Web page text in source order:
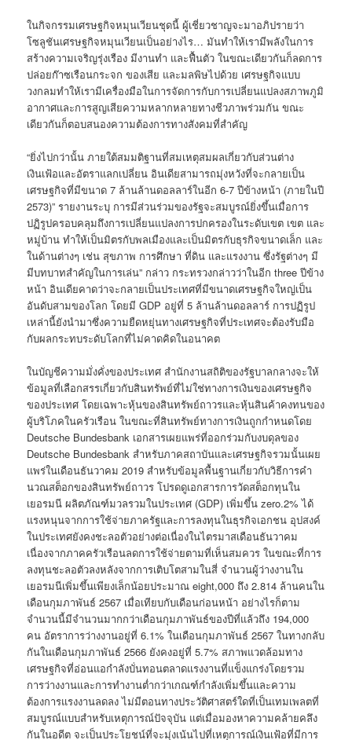
ในกิจกรรมเศรษฐกิจหมุนเวียนชุดนี้ ผู้เชี่ยวชาญจะมาอภิปรายว่า
โซลูชันเศรษฐกิจหมุนเวียนเป็นอย่างไร… มันทำให้เรามีพลังในการ
สร้างความเจริญรุ่งเรือง มีงานทำ และฟื้นตัว ในขณะเดียวกันก็ลดการ
ปล่อยก๊าซเรือนกระจก ของเสีย และมลพิษไปด้วย เศรษฐกิจแบบ
วงกลมทำให้เรามีเครื่องมือในการจัดการกับการเปลี่ยนแปลงสภาพภูมิ
อากาศและการสูญเสียความหลากหลายทางชีวภาพร่วมกัน ขณะ
เดียวกันก็ตอบสนองความต้องการทางสังคมที่สำคัญ
“ยิ่งไปกว่านั้น ภายใต้สมมติฐานที่สมเหตุสมผลเกี่ยวกับส่วนต่าง
เงินเฟ้อและอัตราแลกเปลี่ยน อินเดียสามารถมุ่งหวังที่จะกลายเป็น
เศรษฐกิจที่มีขนาด 7 ล้านล้านดอลลาร์ในอีก 6-7 ปีข้างหน้า (ภายในปี
2573)” รายงานระบุ การมีส่วนร่วมของรัฐจะสมบูรณ์ยิ่งขึ้นเมื่อการ
ปฏิรูปครอบคลุมถึงการเปลี่ยนแปลงการปกครองในระดับเขต เขต และ
หมู่บ้าน ทำให้เป็นมิตรกับพลเมืองและเป็นมิตรกับธุรกิจขนาดเล็ก และ
ในด้านต่างๆ เช่น สุขภาพ การศึกษา ที่ดิน และแรงงาน ซึ่งรัฐต่างๆ มี
มีบทบาทสำคัญในการเล่น” กล่าว กระทรวงกล่าวว่าในอีก three ปีข้าง
หน้า อินเดียคาดว่าจะกลายเป็นประเทศที่มีขนาดเศรษฐกิจใหญ่เป็น
อันดับสามของโลก โดยมี GDP อยู่ที่ 5 ล้านล้านดอลลาร์ การปฏิรูป
เหล่านี้ยังนำมาซึ่งความยืดหยุ่นทางเศรษฐกิจที่ประเทศจะต้องรับมือ
กับผลกระทบระดับโลกที่ไม่คาดคิดในอนาคต
ในบัญชีความมั่งคั่งของประเทศ สำนักงานสถิติของรัฐบาลกลางจะให้
ข้อมูลที่เลือกสรรเกี่ยวกับสินทรัพย์ที่ไม่ใช่ทางการเงินของเศรษฐกิจ
ของประเทศ โดยเฉพาะหุ้นของสินทรัพย์ถาวรและหุ้นสินค้าคงทนของ
ผู้บริโภคในครัวเรือน ในขณะที่สินทรัพย์ทางการเงินถูกกำหนดโดย
Deutsche Bundesbank เอกสารเผยแพร่ที่ออกร่วมกับงบดุลของ
Deutsche Bundesbank สำหรับภาคสถาบันและเศรษฐกิจรวมนั้นเผย
แพร่ในเดือนธันวาคม 2019 สำหรับข้อมูลพื้นฐานเกี่ยวกับวิธีการคำ
นวณสต็อกของสินทรัพย์ถาวร โปรดดูเอกสารการวัดสต็อกทุนใน
เยอรมนี ผลิตภัณฑ์มวลรวมในประเทศ (GDP) เพิ่มขึ้น zero.2% ได้
แรงหนุนจากการใช้จ่ายภาครัฐและการลงทุนในธุรกิจเอกชน อุปสงค์
ในประเทศยังคงชะลอตัวอย่างต่อเนื่องในไตรมาสเดือนธันวาคม
เนื่องจากภาคครัวเรือนลดการใช้จ่ายตามที่เห็นสมควร ในขณะที่การ
ลงทุนชะลอตัวลงหลังจากการเติบโตสามในสี่ จำนวนผู้ว่างงานใน
เยอรมนีเพิ่มขึ้นเพียงเล็กน้อยประมาณ eight,000 ถึง 2.814 ล้านคนใน
เดือนกุมภาพันธ์ 2567 เมื่อเทียบกับเดือนก่อนหน้า อย่างไรก็ตาม
จำนวนนี้มีจำนวนมากกว่าเดือนกุมภาพันธ์ของปีที่แล้วถึง 194,000
คน อัตราการว่างงานอยู่ที่ 6.1% ในเดือนกุมภาพันธ์ 2567 ในทางกลับ
กันในเดือนกุมภาพันธ์ 2566 ยังคงอยู่ที่ 5.7% สภาพแวดล้อมทาง
เศรษฐกิจที่อ่อนแอกำลังบั่นทอนตลาดแรงงานที่แข็งแกร่งโดยรวม
การว่างงานและการทำงานต่ำกว่าเกณฑ์กำลังเพิ่มขึ้นและความ
ต้องการแรงงานลดลง ไม่มีตอนทางประวัติศาสตร์ใดที่เป็นเทมเพลตที่
สมบูรณ์แบบสำหรับเหตุการณ์ปัจจุบัน แต่เมื่อมองหาความคล้ายคลึง
กันในอดีต จะเป็นประโยชน์ที่จะมุ่งเน้นไปที่เหตุการณ์เงินเฟ้อที่มีการ